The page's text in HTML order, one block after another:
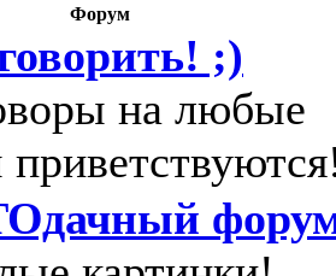
Форум
;)
на любые